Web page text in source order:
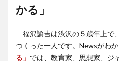
かる」
福沢諭吉は渋沢の５歳年上で
つくった一人です。Newsがわ
る」 では、教育家、思想家、ジ